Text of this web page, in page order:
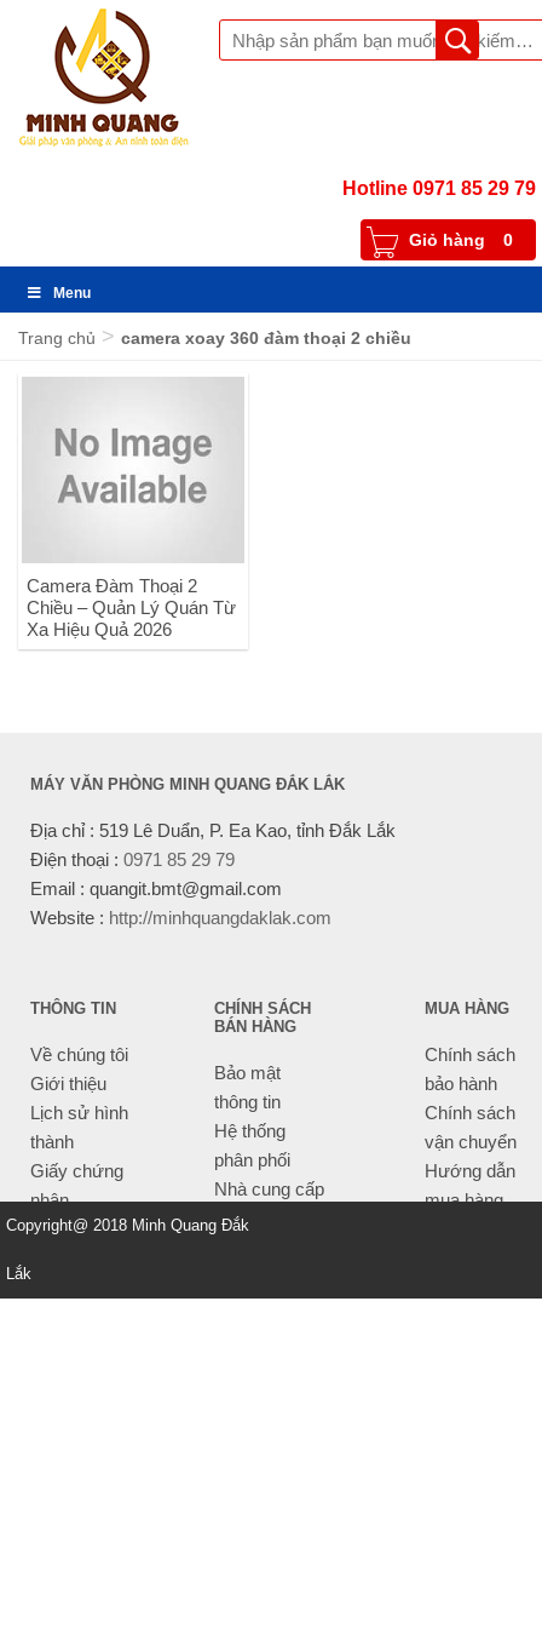
Hotline 0971 85 29 79
Giỏ hàng 0
Menu
Trang chủ > camera xoay 360 đàm thoại 2 chiều
Camera Đàm Thoại 2
Chiều – Quản Lý Quán Từ
Xa Hiệu Quả 2026
MÁY VĂN PHÒNG MINH QUANG ĐẮK LẮK
Địa chỉ : 519 Lê Duẩn, P. Ea Kao, tỉnh Đắk Lắk
Điện thoại : 0971 85 29 79
Email : quangit.bmt@gmail.com
Website : http://minhquangdaklak.com
THÔNG TIN
Về chúng tôi
Giới thiệu
Lịch sử hình
thành
Giấy chứng
nhận
CHÍNH SÁCH
BÁN HÀNG
Bảo mật
thông tin
Hệ thống
phân phối
Nhà cung cấp
Tiêu chí bán
MUA HÀNG
Chính sách
bảo hành
Chính sách
vận chuyển
Hướng dẫn
mua hàng
Copyright@ 2018 Minh Quang Đắk
Lắk